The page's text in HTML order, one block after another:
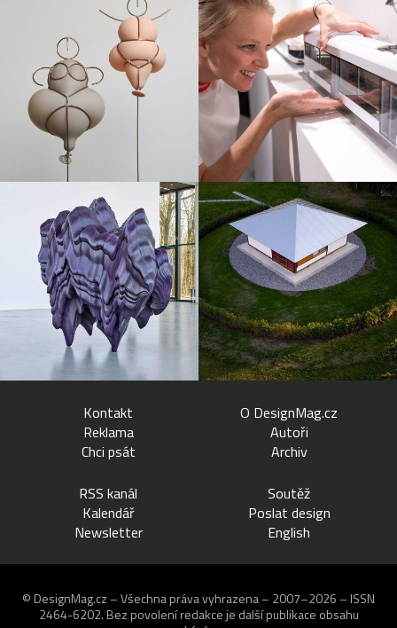
Kontakt
Reklama
Chci psát
O DesignMag.cz
Autoři
Archiv
RSS kanál
Kalendář
Newsletter
Soutěž
Poslat design
English
© DesignMag.cz – Všechna práva vyhrazena – 2007–2026 – ISSN
2464-6202. Bez povolení redakce je další publikace obsahu